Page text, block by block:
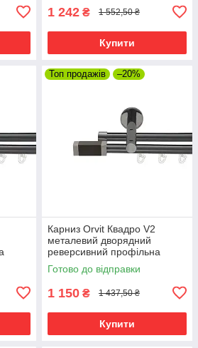
1 242 ₴ 1 552,50 ₴
Купити
см
Топ продажів –20%
Карниз Orvit Квадро V2
металевий дворядний
реверсивний профільна
труба Онікс 19\19 мм 200 см
(00-00014978)
Готово до відправки
1 150 ₴ 1 437,50 ₴
Купити